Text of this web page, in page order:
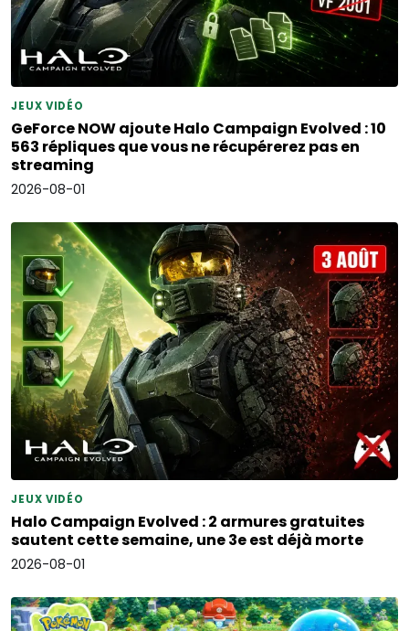
JEUX VIDÉO
GeForce NOW ajoute Halo Campaign Evolved : 10
563 répliques que vous ne récupérerez pas en
streaming
2026-08-01
JEUX VIDÉO
Halo Campaign Evolved : 2 armures gratuites
sautent cette semaine, une 3e est déjà morte
2026-08-01